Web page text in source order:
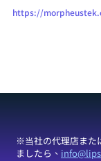
https://
※当社の代理店また
ましたら、